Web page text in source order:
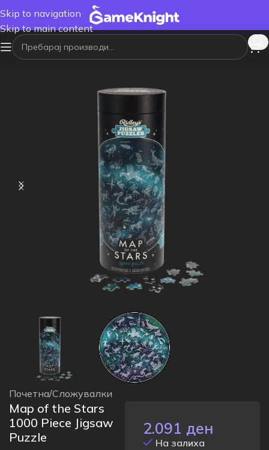
Skip to navigation
Skip to main content
Почетна/Сложувалки
Map of the Stars
1000 Piece Jigsaw
Puzzle
2.091 ден
На залиха